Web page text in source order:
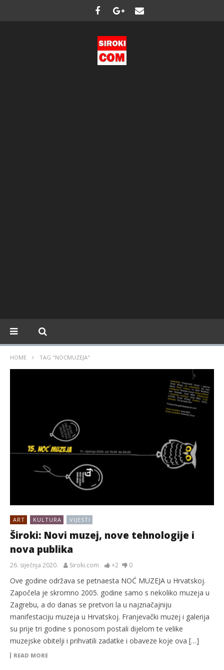
HOME TAG "NOCMUZEJA"
ART KULTURA VIJESTI
Široki: Novi muzej, nove tehnologije i
nova publika
26. siječnja 2020. Siroki.com +2 0
Ove godine održava se petnaesta NOĆ MUZEJA u Hrvatskoj.
Započela je skromno 2005. godine samo s nekoliko muzeja u
Zagrebu, a do danas se pretvori la u najznačajniju
manifestaciju muzeja u Hrvatskoj. Franjevački muzej i galerija
su prije tri godine s ponosom postali dijelom te velike
muzejske obitelji i prihvatili zadatke i obaveze koje ova […]
READ MORE